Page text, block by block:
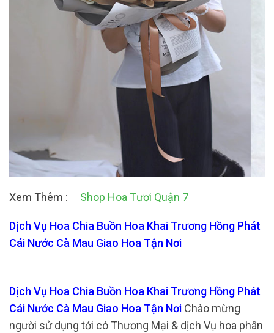
Xem Thêm : Shop Hoa Tươi Quận 7
Dịch Vụ Hoa Chia Buồn Hoa Khai Trương Hồng Phát
Cái Nước Cà Mau Giao Hoa Tận Nơi
Dịch Vụ Hoa Chia Buồn Hoa Khai Trương Hồng Phát
Cái Nước Cà Mau Giao Hoa Tận Nơi Chào mừng
người sử dụng tới có Thương Mại & dịch Vụ hoa phân